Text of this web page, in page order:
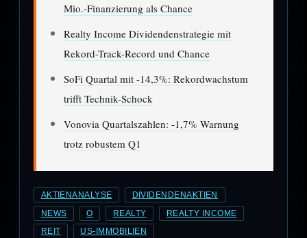
Mio.-Finanzierung als Chance
Realty Income Dividendenstrategie mit
Rekord-Track-Record und Chance
SoFi Quartal mit -14,3%: Rekordwachstum
trifft Technik-Schock
Vonovia Quartalszahlen: -1,7% Warnung
trotz robustem Q1
AKTIENANALYSE DIVIDENDENAKTIEN
NEWS O REALTY REALTY INCOME
REIT US-IMMOBILIEN